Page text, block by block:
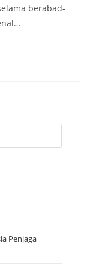
berabad-
Penjaga